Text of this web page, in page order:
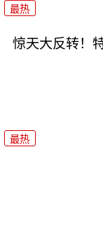
最热
惊天大反转！
最热